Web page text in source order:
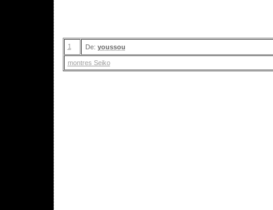
1 De: youssou
montres Seiko